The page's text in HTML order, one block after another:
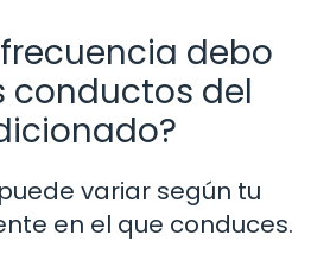
debo
conductos del
variar según tu
en el que conduces.